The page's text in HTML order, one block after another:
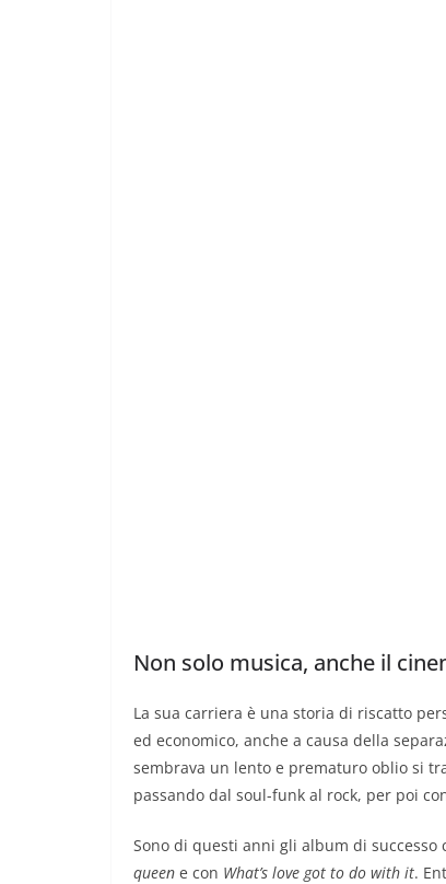
Non solo musica, anche il
La sua carriera è una storia di riscatto
ed economico, anche a causa della
sembrava un lento e prematuro oblio si
passando dal soul-funk al rock, per poi
Sono di questi anni gli album di successo
queen e con What’s love got to do with it.